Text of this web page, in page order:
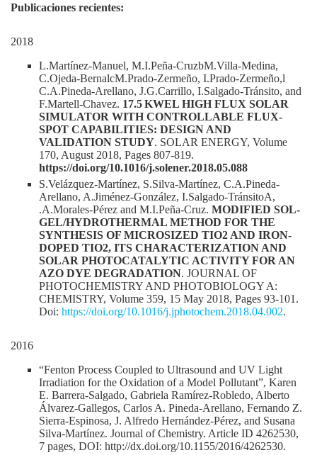
Publicaciones recientes:
2018
L.Martínez-Manuel, M.I.Peña-CruzbM.Villa-Medina,
C.Ojeda-BernalcM.Prado-Zermeño, I.Prado-Zermeño,l
C.A.Pineda-Arellano, J.G.Carrillo, I.Salgado-Tránsito, and
F.Martell-Chavez. 17.5 KWEL HIGH FLUX SOLAR
SIMULATOR WITH CONTROLLABLE FLUX-
SPOT CAPABILITIES: DESIGN AND
VALIDATION STUDY. SOLAR ENERGY, Volume
170, August 2018, Pages 807-819.
https://doi.org/10.1016/j.solener.2018.05.088
S.Velázquez-Martínez, S.Silva-Martínez, C.A.Pineda-
Arellano, A.Jiménez-González, I.Salgado-TránsitoA,
.A.Morales-Pérez and M.I.Peña-Cruz. MODIFIED SOL-
GEL/HYDROTHERMAL METHOD FOR THE
SYNTHESIS OF MICROSIZED TIO2 AND IRON-
DOPED TIO2, ITS CHARACTERIZATION AND
SOLAR PHOTOCATALYTIC ACTIVITY FOR AN
AZO DYE DEGRADATION. JOURNAL OF
PHOTOCHEMISTRY AND PHOTOBIOLOGY A:
CHEMISTRY, Volume 359, 15 May 2018, Pages 93-101.
Doi: https://doi.org/10.1016/j.jphotochem.2018.04.002.
2016
“Fenton Process Coupled to Ultrasound and UV Light
Irradiation for the Oxidation of a Model Pollutant”, Karen
E. Barrera-Salgado, Gabriela Ramírez-Robledo, Alberto
Álvarez-Gallegos, Carlos A. Pineda-Arellano, Fernando Z.
Sierra-Espinosa, J. Alfredo Hernández-Pérez, and Susana
Silva-Martínez. Journal of Chemistry. Article ID 4262530,
7 pages, DOI: http://dx.doi.org/10.1155/2016/4262530.